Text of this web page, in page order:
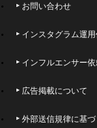
お問い合わせ
インスタグラム運用
インフルエンサー依
広告掲載について
外部送信規律に基